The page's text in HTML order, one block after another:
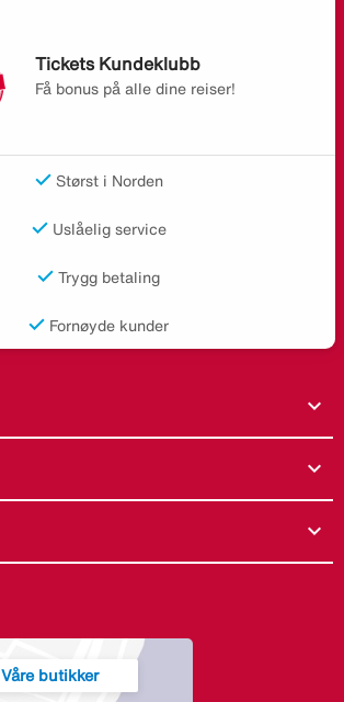
Tickets Kundeklubb
Få bonus på alle dine reiser!
Størst i Norden
Uslåelig service
Trygg betaling
Fornøyde kunder
expand_more
expand_more
expand_more
Våre butikker